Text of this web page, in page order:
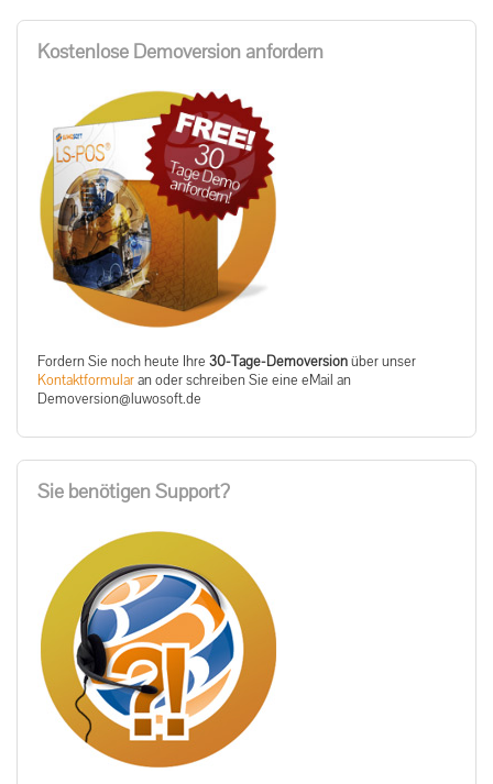
Kostenlose Demoversion anfordern
Fordern Sie noch heute Ihre 30-Tage-Demoversionüber unser
Kontaktformularan oder schreiben Sie eine eMail an
ed.tfosowul@noisrevomeD
Sie benötigen Support?